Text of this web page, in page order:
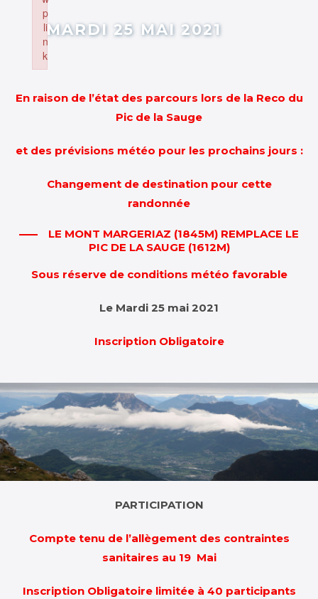
MARDI 25 MAI 2021
En raison de l’état des parcours lors de la Reco du
Pic de la Sauge
et des prévisions météo pour les prochains jours :
Changement de destination pour cette
randonnée
LE MONT MARGERIAZ (1845M) REMPLACE LE
PIC DE LA SAUGE (1612M)
Sous réserve de conditions météo favorable
Le Mardi 25 mai 2021
Inscription Obligatoire
PARTICIPATION
Compte tenu de l’allègement des contraintes
sanitaires au 19 Mai
Inscription Obligatoire limitée à 40 participants
p
li
n
k
Failed to initialize plugin: wplink